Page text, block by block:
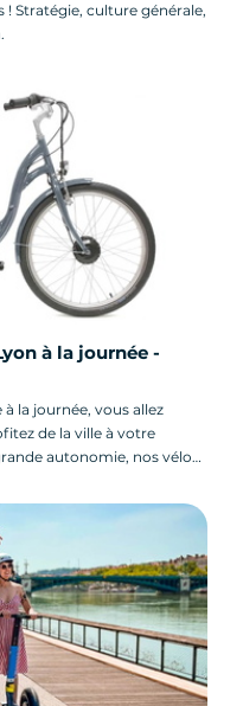
! Stratégie, culture générale,
à la journée -
la journée, vous allez
de la ville à votre
autonomie, nos vélos